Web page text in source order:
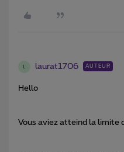
laurat1706 AUTEUR
Hello
Vous aviez atteind la limite